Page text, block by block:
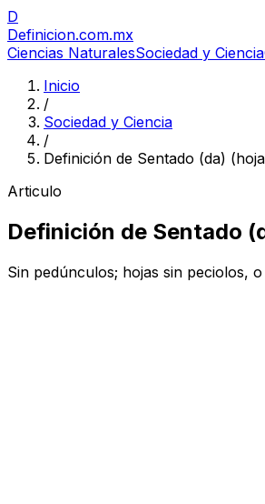
D
Definicion.com.mx
Ciencias NaturalesSociedad y Ciencia
Inicio
/
Sociedad y Ciencia
/
Definición de Sentado (da)
Articulo
Definición de Sentado
Sin pedúnculos; hojas sin peciolos,